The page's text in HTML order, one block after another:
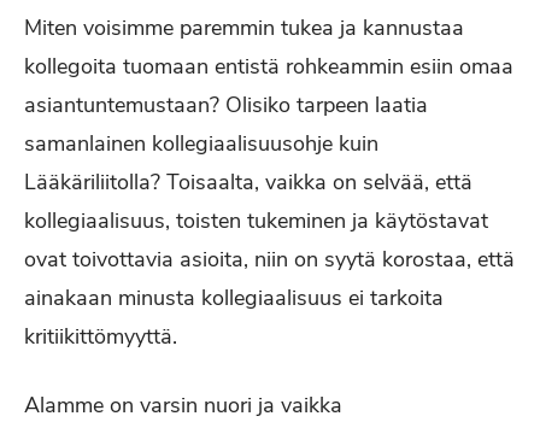
Miten voisimme paremmin tukea ja kannustaa
kollegoita tuomaan entistä rohkeammin esiin omaa
asiantuntemustaan? Olisiko tarpeen laatia
samanlainen kollegiaalisuusohje kuin
Lääkäriliitolla? Toisaalta, vaikka on selvää, että
kollegiaalisuus, toisten tukeminen ja käytöstavat
ovat toivottavia asioita, niin on syytä korostaa, että
ainakaan minusta kollegiaalisuus ei tarkoita
kritiikittömyyttä.
Alamme on varsin nuori ja vaikka